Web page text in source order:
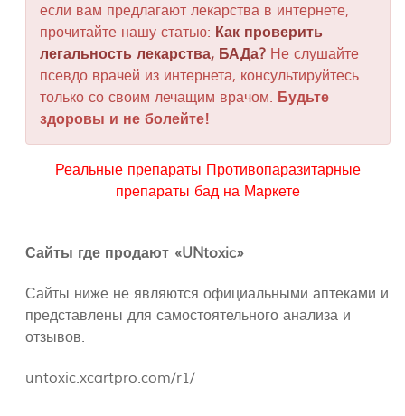
если вам предлагают лекарства в интернете,
прочитайте нашу статью: Как проверить
легальность лекарства, БАДа? Не слушайте
псевдо врачей из интернета, консультируйтесь
только со своим лечащим врачом. Будьте
здоровы и не болейте!
Реальные препараты Противопаразитарные
препараты бад на Маркете
Сайты где продают «UNtoxic»
Сайты ниже не являются официальными аптеками и
представлены для самостоятельного анализа и
отзывов.
untoxic.xcartpro.com/r1/